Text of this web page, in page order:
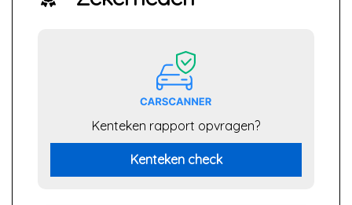
Kenteken rapport opvragen?
Kenteken check